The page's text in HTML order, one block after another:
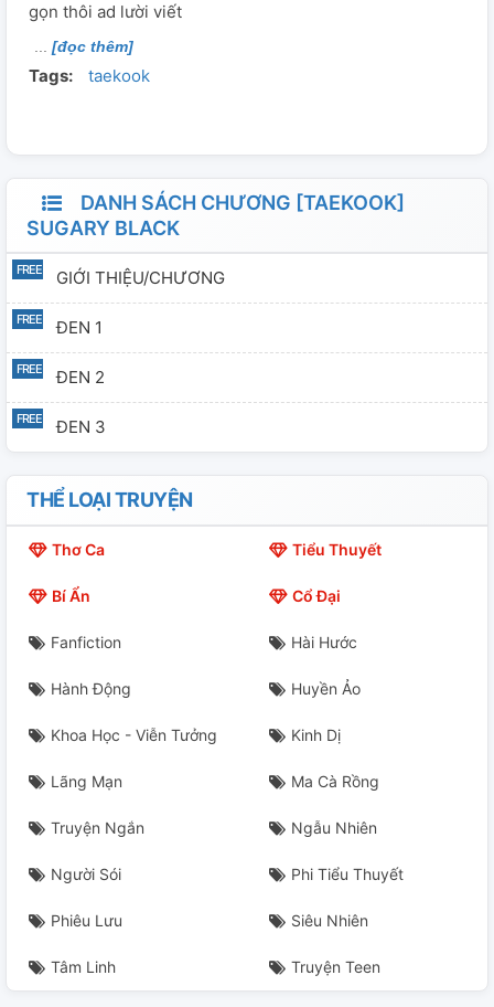
gọn thôi ad lười viết
[đọc thêm]
Tags: taekook
DANH SÁCH CHƯƠNG [TAEKOOK]
SUGARY BLACK
GIỚI THIỆU/CHƯƠNG
ĐEN 1
ĐEN 2
ĐEN 3
THỂ LOẠI TRUYỆN
Thơ Ca Tiểu Thuyết
Bí Ẩn Cổ Đại
Fanfiction Hài Hước
Hành Động Huyền Ảo
Khoa Học - Viễn Tưởng Kinh Dị
Lãng Mạn Ma Cà Rồng
Truyện Ngắn Ngẫu Nhiên
Người Sói Phi Tiểu Thuyết
Phiêu Lưu Siêu Nhiên
Tâm Linh Truyện Teen